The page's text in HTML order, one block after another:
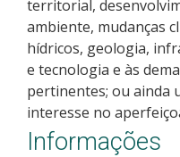
Orientações para
Estatísticas dos
Cadastro de interesse
territorial,
ambiente, mudanças
hídricos, geologia,
e tecnologia e às
pertinentes; ou ainda
interesse no
Informações